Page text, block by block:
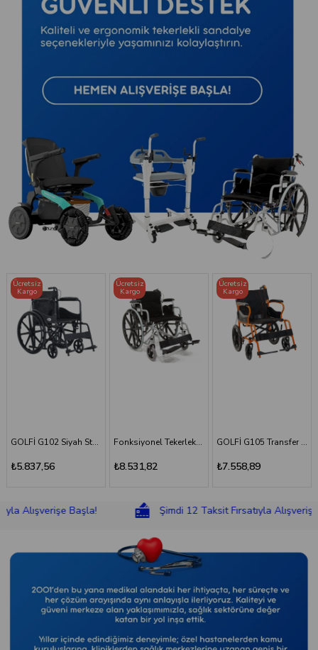
Fonksiyonel Tekerlekli Sandalye
₺8.531,82
Ücretsiz
Kargo
GOLFİ G105 Transfer Sandalyesi
₺7.558,89
Ücretsiz
Kargo
GOLFİ G106 Fonksiyonel Tekerlekli Sandalye
₺8.831,18
Ücretsiz
Kargo
Başla! Şimdi 12 Taksit Fırsatıyla Alışverişe Başla!